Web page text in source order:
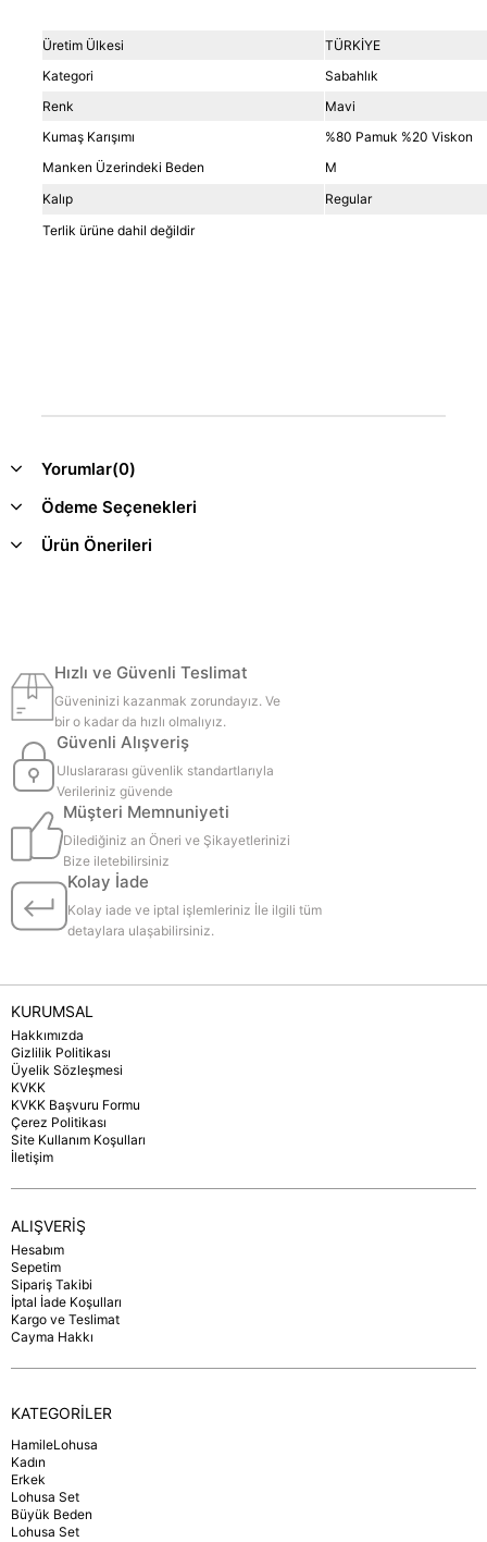
Üretim Ülkesi
TÜRKİYE
Kategori
Sabahlık
Renk
Mavi
Kumaş Karışımı
%80 Pamuk %20 Viskon
Manken Üzerindeki Beden
M
Kalıp
Regular
Terlik ürüne dahil değildir
Yorumlar(0)
Ödeme Seçenekleri
Ürün Önerileri
Hızlı ve Güvenli Teslimat
Güveninizi kazanmak zorundayız. Ve
bir o kadar da hızlı olmalıyız.
Güvenli Alışveriş
Uluslararası güvenlik standartlarıyla
Verileriniz güvende
Müşteri Memnuniyeti
Dilediğiniz an Öneri ve Şikayetlerinizi
Bize iletebilirsiniz
Kolay İade
Kolay iade ve iptal işlemleriniz İle ilgili tüm
detaylara ulaşabilirsiniz.
KURUMSAL
Hakkımızda
Gizlilik Politikası
Üyelik Sözleşmesi
KVKK
KVKK Başvuru Formu
Çerez Politikası
Site Kullanım Koşulları
İletişim
ALIŞVERİŞ
Hesabım
Sepetim
Sipariş Takibi
İptal İade Koşulları
Kargo ve Teslimat
Cayma Hakkı
KATEGORİLER
HamileLohusa
Kadın
Erkek
Lohusa Set
Büyük Beden
Lohusa Set